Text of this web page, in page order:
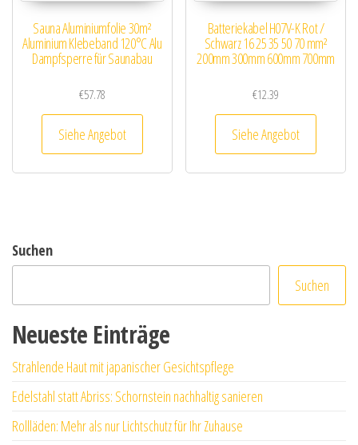
Sauna Aluminiumfolie 30m²
Aluminium Klebeband 120°C Alu
Dampfsperre für Saunabau
€57.78
Siehe Angebot
Batteriekabel H07V-K Rot /
Schwarz 16 25 35 50 70 mm²
200mm 300mm 600mm 700mm
€12.39
Siehe Angebot
Suchen
Suchen
Neueste Einträge
Strahlende Haut mit japanischer Gesichtspflege
Edelstahl statt Abriss: Schornstein nachhaltig sanieren
Rollläden: Mehr als nur Lichtschutz für Ihr Zuhause